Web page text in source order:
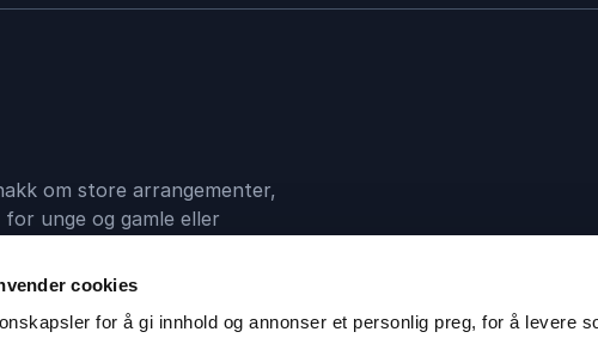
cookies
for å gi innhold og annonser et personlig preg, for å levere
om store arrangementer,
unge og gamle eller